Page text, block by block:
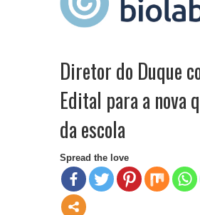
Diretor do Duque
Edital para a nova
da escola
Spread the love